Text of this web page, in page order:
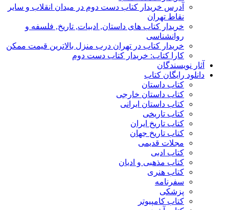
آدرس خریدار کتاب دست دوم در میدان انقلاب و سایر
نقاط تهران
خریدار کتاب های داستان, ادبیات, تاریخ, فلسفه و
روانشناسی
خریدار کتاب در تهران درب منزل بالاترین قیمت ممکن
کارا کتاب: خریدار کتاب دست دوم
آثار نویسندگان
دانلود رایگان کتاب
کتاب داستان
کتاب داستان خارجی
کتاب داستان ایرانی
کتاب تاریخی
کتاب تاریخ ایران
کتاب تاریخ جهان
مجلات قدیمی
کتاب ادبی
کتاب مذهبی و ادیان
کتاب هنری
سفرنامه
پزشکی
کتاب کامپیوتر